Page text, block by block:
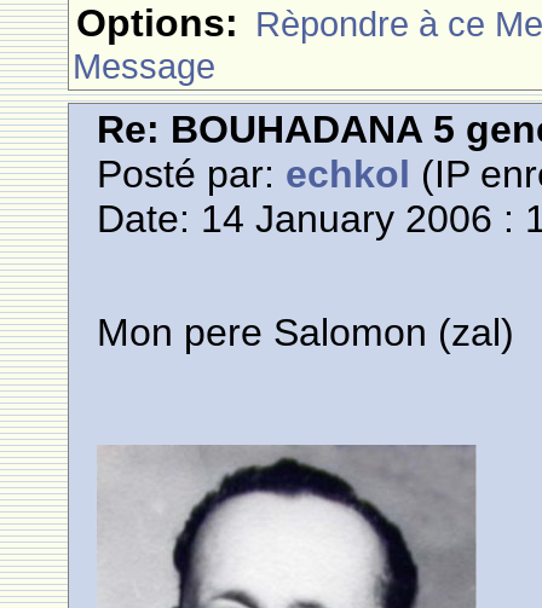
Options: Rèpondre à ce
Message
Re: BOUHADANA 5
Posté par: echkol (IP
Date: 14 January 2006 :
Mon pere Salomon (zal)